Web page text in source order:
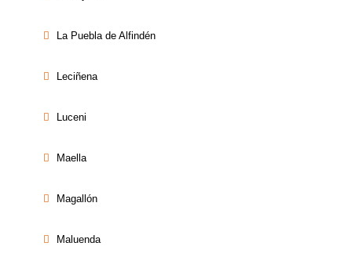
La Puebla de Alfindén
Leciñena
Luceni
Maella
Magallón
Maluenda